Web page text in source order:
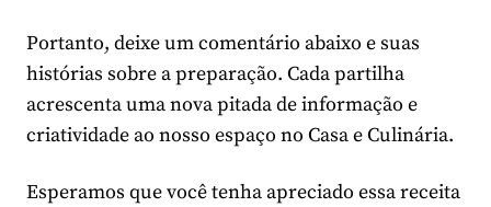
Portanto, deixe um comentário abaixo e suas
histórias sobre a preparação. Cada partilha
acrescenta uma nova pitada de informação e
criatividade ao nosso espaço no Casa e Culinária.
Esperamos que você tenha apreciado essa receita